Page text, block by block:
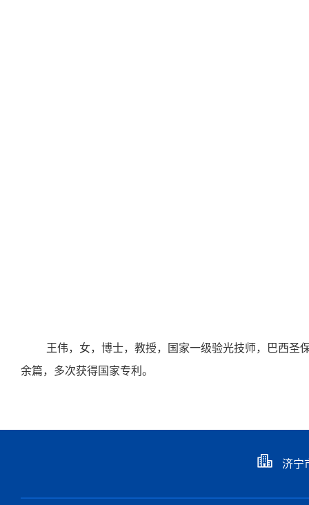
王伟，女，博士，教授，国家一级验光技师，巴西圣
余篇，多次获得国家专利。
济宁